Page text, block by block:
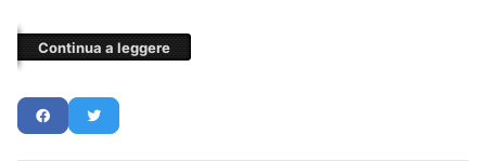
Continua a leggere